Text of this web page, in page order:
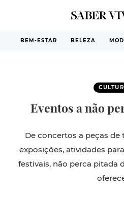
BEM-ESTAR BELEZA
Eventos a não
De concertos a peças de
exposições, atividades
festivais, não perca pitada